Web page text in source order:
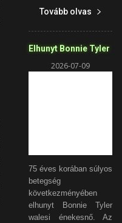
Tovább olvas
Elhunyt Bonnie Tyler
2026-07-09
75 éves korában súlyos
betegség
következményében
elhunyt Bonnie Tyler
walesi énekesnő. Az